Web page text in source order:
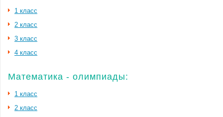
1 класс
2 класс
3 класс
4 класс
Математика - олимпиады:
1 класс
2 класс